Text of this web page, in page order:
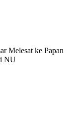
Melesat ke Papan
NU